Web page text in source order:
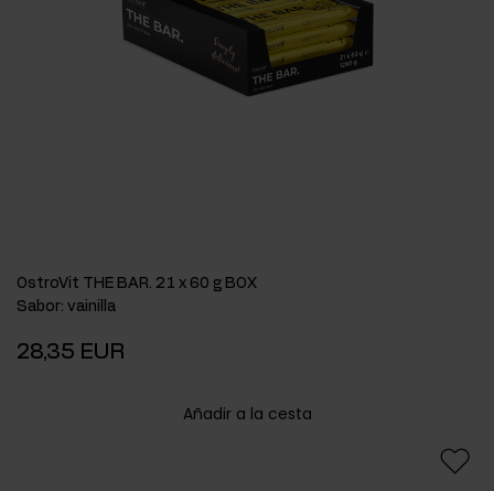
OstroVit THE BAR. 21 x 60 g BOX
Sabor: vainilla
28,35 EUR
Añadir a la cesta